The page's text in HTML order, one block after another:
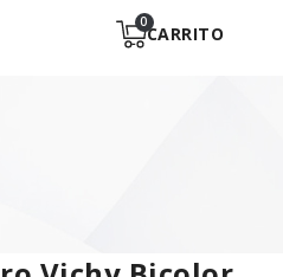
CARRITO